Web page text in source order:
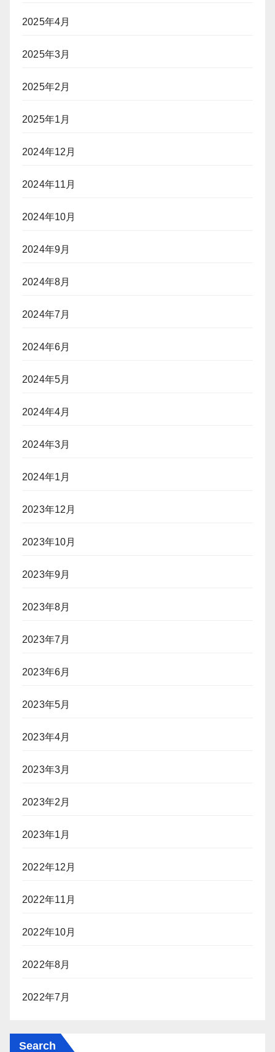
2025年4月
2025年3月
2025年2月
2025年1月
2024年12月
2024年11月
2024年10月
2024年9月
2024年8月
2024年7月
2024年6月
2024年5月
2024年4月
2024年3月
2024年1月
2023年12月
2023年10月
2023年9月
2023年8月
2023年7月
2023年6月
2023年5月
2023年4月
2023年3月
2023年2月
2023年1月
2022年12月
2022年11月
2022年10月
2022年8月
2022年7月
Search